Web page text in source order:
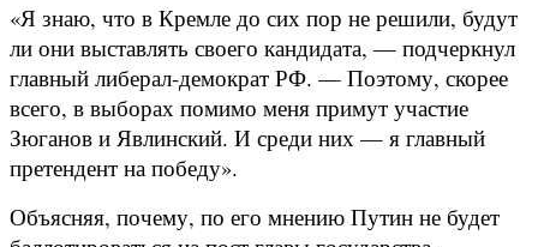
«Я знаю, что в Кремле до сих пор не решили, будут
ли они выставлять своего кандидата, — подчеркнул
главный либерал-демократ РФ. — Поэтому, скорее
всего, в выборах помимо меня примут участие
Зюганов и Явлинский. И среди них — я главный
претендент на победу».
Объясняя, почему, по его мнению Путин не будет